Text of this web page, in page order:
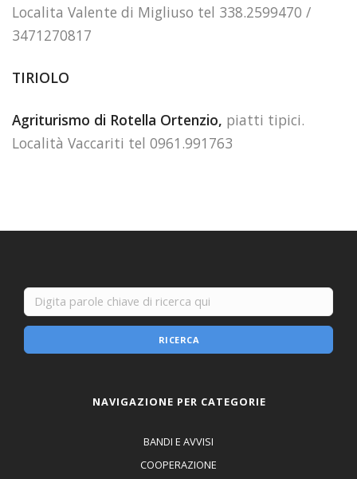
Localita Valente di Migliuso tel 338.2599470 /
3471270817
TIRIOLO
Agriturismo di Rotella Ortenzio, piatti tipici.
Località Vaccariti tel 0961.991763
RICERCA
NAVIGAZIONE PER CATEGORIE
BANDI E AVVISI
COOPERAZIONE